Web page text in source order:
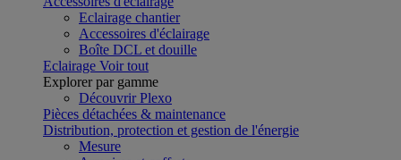
Eclairage chantier
Accessoires d'éclairage
Boîte DCL et douille
Eclairage Voir tout
Explorer par gamme
Découvrir Plexo
Pièces détachées & maintenance
Distribution, protection et gestion de l'énergie
Mesure